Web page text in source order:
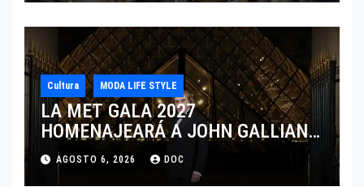
Cultura MODA LIFE STYLE
LA MET GALA 2027
HOMENAJEARÁ A JOHN GALLIANO
MARCANDO EL REGRESO DEL REY
DEL DRAMATISMO
AGOSTO 6, 2026 DOC